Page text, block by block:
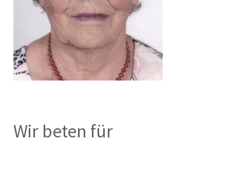
Wir beten für